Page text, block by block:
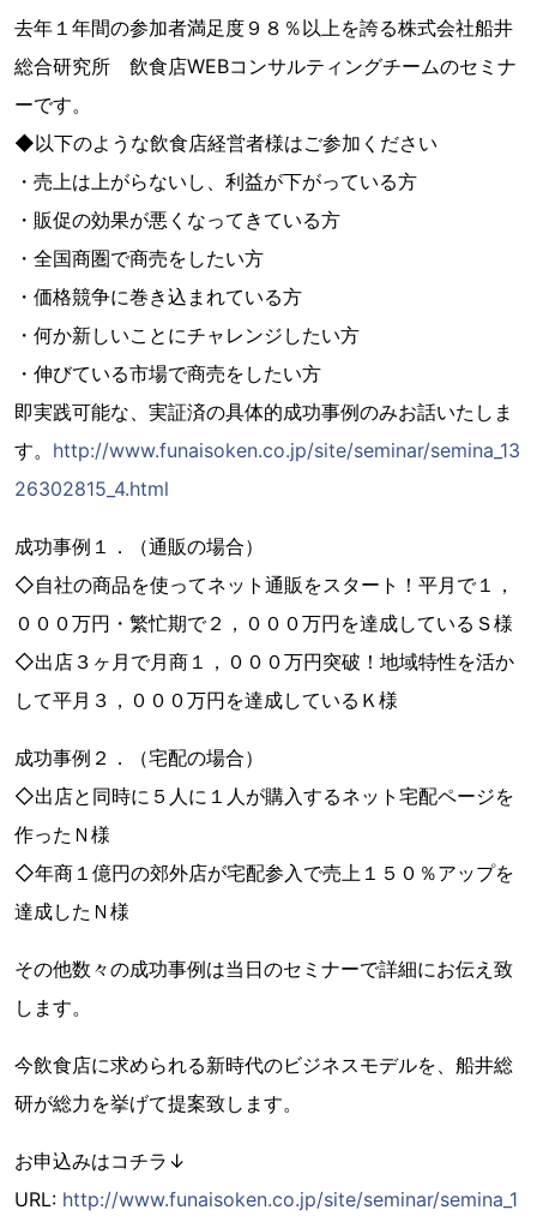
去年１年間の参加者満足度９８％以上を誇る株式会社船井
総合研究所 飲食店WEBコンサルティングチームのセミナ
ーです。
◆以下のような飲食店経営者様はご参加ください
・売上は上がらないし、利益が下がっている方
・販促の効果が悪くなってきている方
・全国商圏で商売をしたい方
・価格競争に巻き込まれている方
・何か新しいことにチャレンジしたい方
・伸びている市場で商売をしたい方
即実践可能な、実証済の具体的成功事例のみお話いたしま
す。 http://www.funaisoken.co.jp/site/seminar/semina_13
26302815_4.html
成功事例１．（通販の場合）
◇自社の商品を使ってネット通販をスタート！平月で１，
０００万円・繁忙期で２，０００万円を達成しているＳ様
◇出店３ヶ月で月商１，０００万円突破！地域特性を活か
して平月３，０００万円を達成しているＫ様
成功事例２．（宅配の場合）
◇出店と同時に５人に１人が購入するネット宅配ページを
作ったＮ様
◇年商１億円の郊外店が宅配参入で売上１５０％アップを
達成したＮ様
その他数々の成功事例は当日のセミナーで詳細にお伝え致
します。
今飲食店に求められる新時代のビジネスモデルを、船井総
研が総力を挙げて提案致します。
お申込みはコチラ↓
URL: http://www.funaisoken.co.jp/site/seminar/semina_1